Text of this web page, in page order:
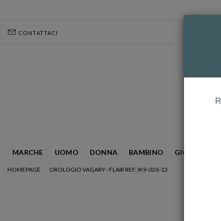
CONTATTACI
MARCHE UOMO DONNA BAMBINO GIOIELLERIA
HOMEPAGE OROLOGIO VAGARY - FLAIR REF. IK9-026-13